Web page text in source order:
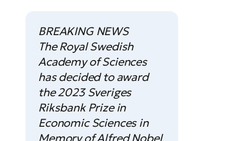
BREAKING NEWS
The Royal Swedish
Academy of Sciences
has decided to award
the 2023 Sveriges
Riksbank Prize in
Economic Sciences in
Memory of Alfred Nobel